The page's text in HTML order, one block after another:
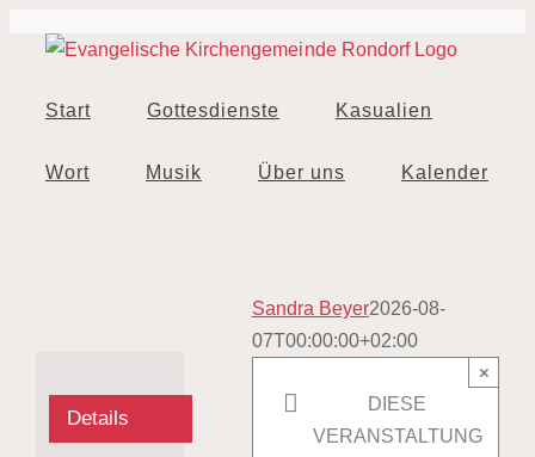
Inhalt
Start
Gottesdienste Kasualien
Wort Musik Über uns Kalender
Sandra Beyer2026-08-
07T00:00:00+02:00
DIESE
VERANSTALTUNG
×
Details